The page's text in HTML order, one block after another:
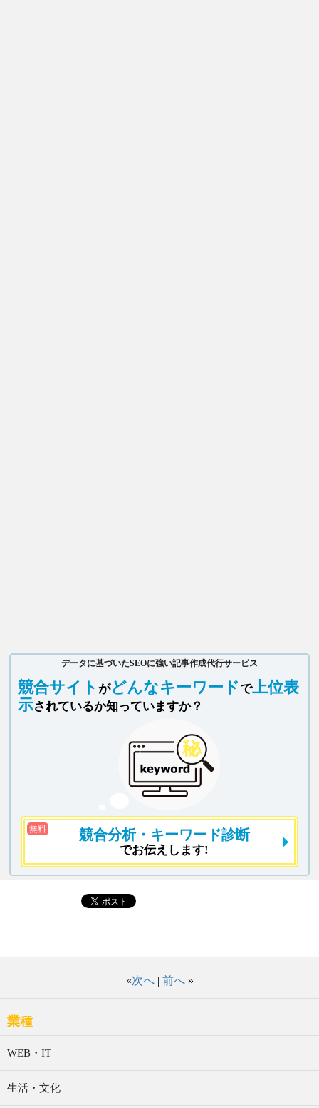
データに基づいたSEOに強い記事作成代行サービス
競合サイトがどんなキーワードで上位表
示されているか知っていますか？
無料 競合分析・キーワード診断
でお伝えします!
«次へ| 前へ»
業種
WEB・IT
生活・文化